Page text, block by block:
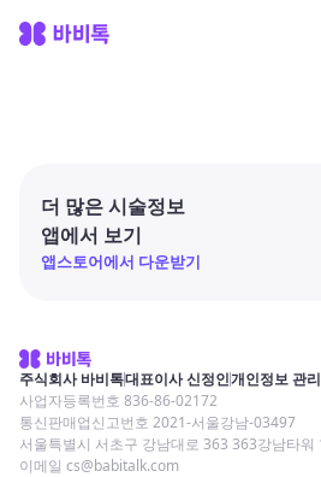
더 많은 시술정보
앱에서 보기
앱스토어에서 다운받기
주식회사 바비톡대표이사 신정인개인정보 관
사업자등록번호 836-86-02172
통신판매업신고번호 2021-서울강남-03497
서울특별시 서초구 강남대로 363 363강남타워
이메일 cs@babitalk.com